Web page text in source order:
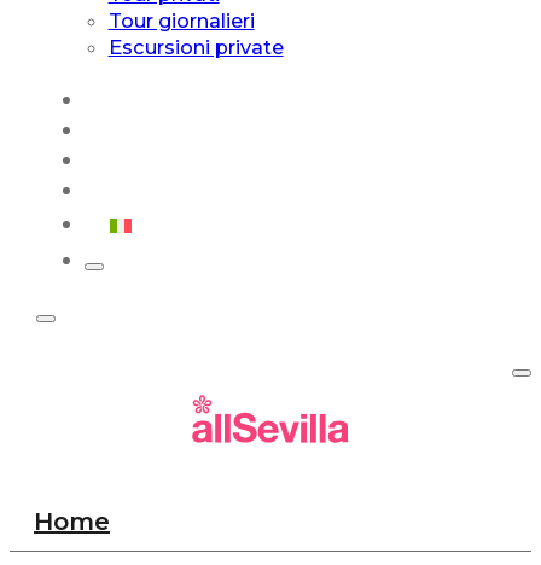
Tour giornalieri
Escursioni private
Home